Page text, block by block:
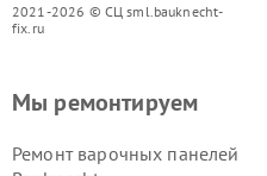
2021-2026 © СЦ sml.bauknecht-
fix.ru
Мы ремонтируем
Ремонт варочных панелей